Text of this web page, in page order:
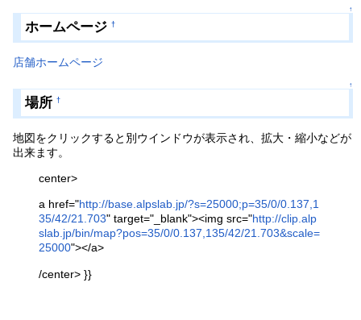
↑
ホームページ†
店舗ホームページ
↑
場所†
地図をクリックすると別ウインドウが表示され、拡大・縮小などが
出来ます。
center>
a href="http://base.alpslab.jp/?s=25000;p=35/0/0.137,1
35/42/21.703" target="_blank"><img src="http://clip.alp
slab.jp/bin/map?pos=35/0/0.137,135/42/21.703&scale=
25000"></a>
/center> }}